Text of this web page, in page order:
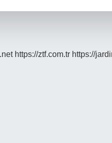
https://ztf.com.tr https://